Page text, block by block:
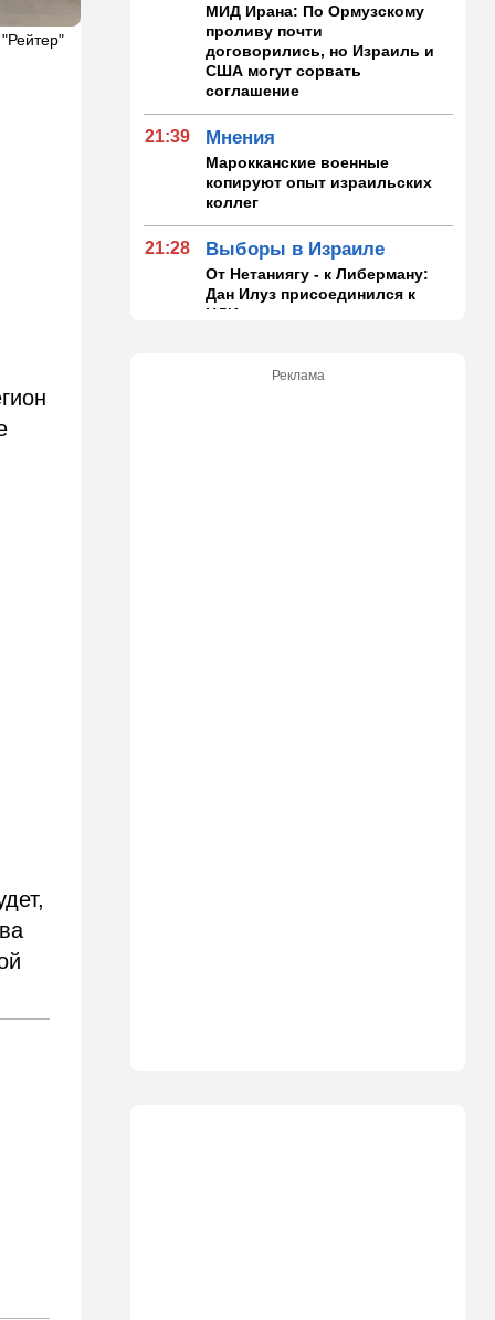
МИД Ирана: По Ормузскому
проливу почти
договорились, но Израиль и
США могут сорвать
соглашение
21:39 Мнения
Марокканские военные
копируют опыт израильских
коллег
21:28 Выборы в Израиле
От Нетаниягу - к Либерману:
Дан Илуз присоединился к
НДИ
Грузия во тьме: столица
Реклама